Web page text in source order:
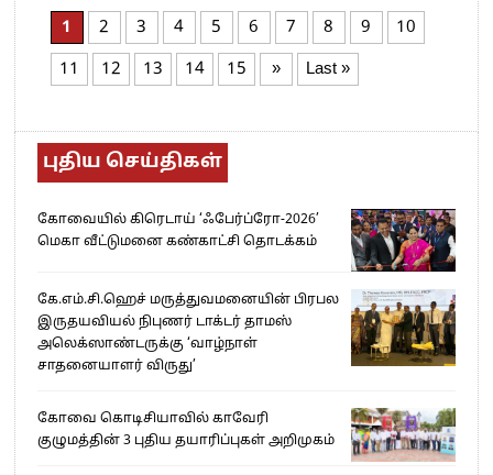
1 2 3 4 5 6 7 8 9
10
11
12 13 14 15 » Last »
புதிய செய்திகள்
கோவையில் கிரெடாய் ‘ஃபேர்ப்ரோ-2026’
மெகா வீட்டுமனை கண்காட்சி தொடக்கம்
கே.எம்.சி.ஹெச் மருத்துவமனையின் பிரபல
இருதயவியல் நிபுணர் டாக்டர் தாமஸ்
அலெக்ஸாண்டருக்கு ‘வாழ்நாள்
சாதனையாளர் விருது’
கோவை கொடிசியாவில் காவேரி
குழுமத்தின் 3 புதிய தயாரிப்புகள் அறிமுகம்